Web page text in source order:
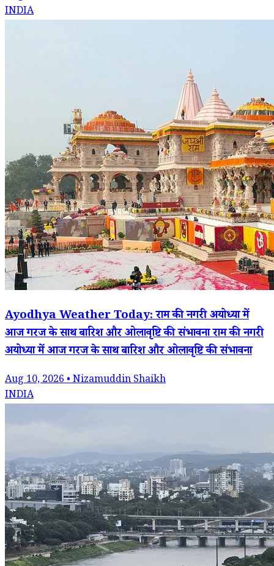
INDIA
Ayodhya Weather Today: राम की नगरी अयोध्या में
आज गरज के साथ बारिश और ओलावृष्टि की संभावना राम की नगरी
अयोध्या में आज गरज के साथ बारिश और ओलावृष्टि की संभावना
Aug 10, 2026 • Nizamuddin Shaikh
INDIA